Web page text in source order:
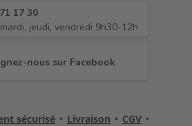
17 30
jeudi, vendredi 9h30-12h
nous sur Facebook
sécurisé • Livraison • CGV •